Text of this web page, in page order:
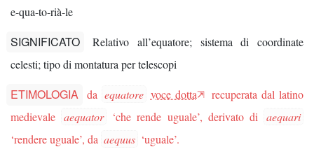
e-qua-to-rià-le
SIGNIFICATO
Relativo all’equatore; sistema di coordinate
celesti; tipo di montatura per telescopi
ETIMOLOGIA da equatore voce dotta
recuperata dal latino
medievale aequator ‘che rende uguale’, derivato di aequari
‘rendere uguale’, da aequus ‘uguale’.